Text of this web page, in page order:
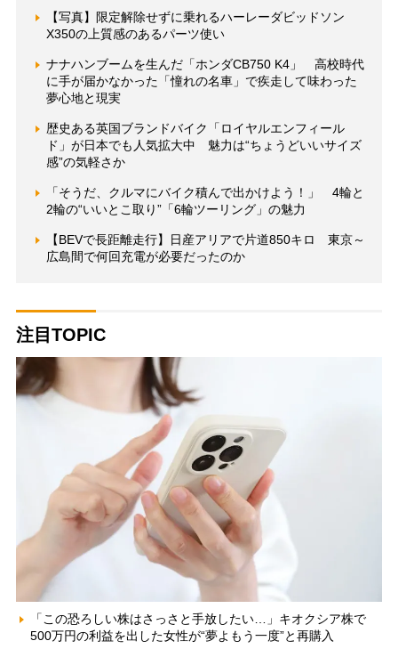
【写真】限定解除せずに乗れるハーレーダビッドソン
X350の上質感のあるパーツ使い
ナナハンブームを生んだ「ホンダCB750 K4」 高校時代
に手が届かなかった「憧れの名車」で疾走して味わった
夢心地と現実
歴史ある英国ブランドバイク「ロイヤルエンフィール
ド」が日本でも人気拡大中 魅力は“ちょうどいいサイズ
感”の気軽さか
「そうだ、クルマにバイク積んで出かけよう！」 4輪と
2輪の“いいとこ取り”「6輪ツーリング」の魅力
【BEVで長距離走行】日産アリアで片道850キロ 東京～
広島間で何回充電が必要だったのか
注目TOPIC
「この恐ろしい株はさっさと手放したい…」キオクシア株で
500万円の利益を出した女性が“夢よもう一度”と再購入